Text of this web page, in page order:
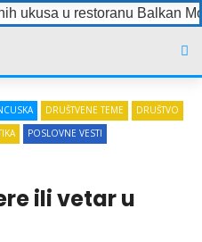
ukusa u restoranu Balkan
DRUŠTVENE TEME
DRUŠTVO
POSLOVNE VESTI
ili vetar u